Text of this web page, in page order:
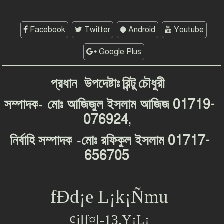
Facebook Twitter Android Youtube
Google Plus
প্রধান উপদেষ্টাঃরিন্টু চৌধুরী
সম্পাদক- মোঃ আজিজুল ইসলাম আজিজ 01719-
076924,
নির্বাহি সম্পাদক-মোঃ রফিকুল ইসলাম 01717-
656705
fÐd¡e L¡k¡Ñmu
¢jlf¤l-13,Y¡L¡